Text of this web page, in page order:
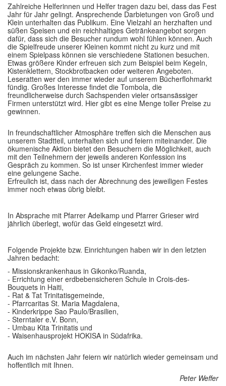
Zahlreiche Helferinnen und Helfer tragen dazu bei, dass das Fest
Jahr für Jahr gelingt. Ansprechende Darbietungen von Groß und
Klein unterhalten das Publikum. Eine Vielzahl an herzhaften und
süßen Speisen und ein reichhaltiges Getränkeangebot sorgen
dafür, dass sich die Besucher rundum wohl fühlen können. Auch
die Spielfreude unserer Kleinen kommt nicht zu kurz und mit
einem Spielpass können sie verschiedene Stationen besuchen.
Etwas größere Kinder erfreuen sich zum Beispiel beim Kegeln,
Kistenklettern, Stockbrotbacken oder weiteren Angeboten.
Leseratten wer den immer wieder auf unserem Bücherflohmarkt
fündig. Großes Interesse findet die Tombola, die
freundlicherweise durch Sachspenden vieler ortsansässiger
Firmen unterstützt wird. Hier gibt es eine Menge toller Preise zu
gewinnen.
In freundschaftlicher Atmosphäre treffen sich die Menschen aus
unserem Stadtteil, unterhalten sich und feiern miteinander. Die
ökumenische Aktion bietet den Besuchern die Möglichkeit, auch
mit den Teilnehmern der jeweils anderen Konfession ins
Gespräch zu kommen. So ist unser Kirchenfest immer wieder
eine gelungene Sache.
Erfreulich ist, dass nach der Abrechnung des jeweiligen Festes
immer noch etwas übrig bleibt.
In Absprache mit Pfarrer Adelkamp und Pfarrer Grieser wird
jährlich überlegt, wofür das Geld eingesetzt wird.
Folgende Projekte bzw. Einrichtungen haben wir in den letzten
Jahren bedacht:
- Missionskrankenhaus in Gikonko/Ruanda,
- Errichtung einer erdbebensicheren Schule in Crois-des-
Bouquets in Haiti,
- Rat & Tat Trinitatisgemeinde,
- Pfarrcaritas St. Maria Magdalena,
- Kinderkrippe Sao Paulo/Brasilien,
- Sterntaler e.V. Bonn,
- Umbau Kita Trinitatis und
- Waisenhausprojekt HOKISA in Südafrika.
Auch im nächsten Jahr feiern wir natürlich wieder gemeinsam und
hoffentlich mit Ihnen.
Peter Weffer